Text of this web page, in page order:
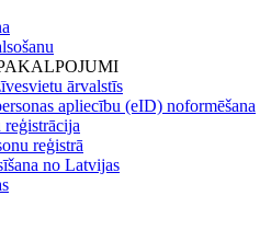
ārvalstīs
apliecību (eID) noformēšana
reģistrā
no Latvijas